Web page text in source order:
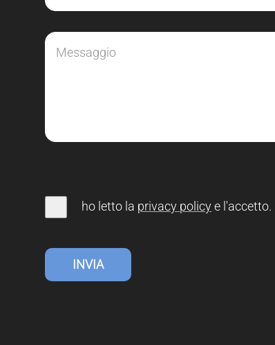
ho letto la privacy policye l'accetto.
INVIA